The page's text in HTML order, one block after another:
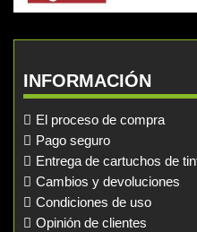
INFORMACIÓN
El proceso de compra
Pago seguro
Entrega de cartuchos de
Cambios y devoluciones
Condiciones de uso
Opinión de clientes